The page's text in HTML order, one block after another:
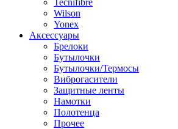
Tecnifibre
Wilson
Yonex
Аксессуары
Брелоки
Бутылочки
Бутылочки/Термосы
Виброгасители
Защитные ленты
Намотки
Полотенца
Прочее